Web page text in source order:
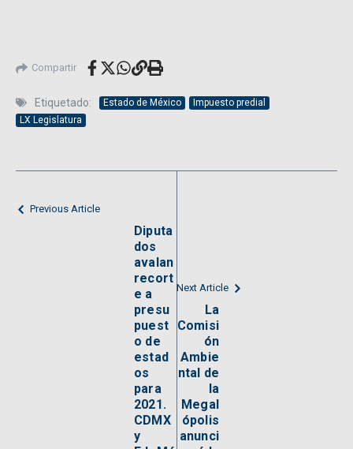
Compartir
Etiquetado: Estado de México
Impuesto predial
LX Legislatura
Previous Article
Diputa
dos
avalan
recort
e a
presu
puest
o de
estad
os
para
2021.
CDMX
y
Next Article
La
Comisi
ón
Ambie
ntal de
la
Megal
ópolis
anunci